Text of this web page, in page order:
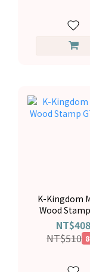
K-Kingdom
Wood
6116
NT$408
NT$510